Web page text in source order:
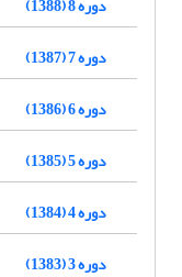
دوره 7 (1387)
دوره 6 (1386)
دوره 5 (1385)
دوره 4 (1384)
دوره 3 (1383)